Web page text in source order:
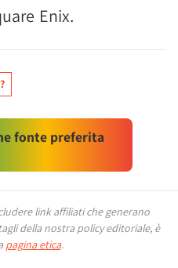
Enix.
fonte preferita
link affiliati che generano
della nostra policy editoriale, è
pagina etica.